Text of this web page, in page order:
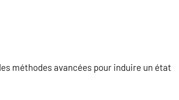
méthodes avancées pour induire un état